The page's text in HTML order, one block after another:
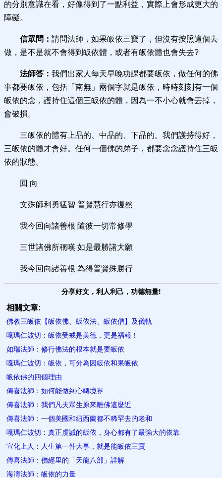
的分別意識在看，好像得到了一點利益，實際上會形成更大的
障礙。
信眾問： 請問法師，如果皈依三寶了，但沒有按照這個去
做，是不是就不會得到皈依體，或者有皈依體也會失去?
法師答： 我們出家人每天早晚功課都要皈依，做任何的佛
事都要皈依，包括「南無」兩個字就是皈依，時時刻刻有一個
皈依的念，護持住這個三皈依的體，因為一不小心就會丟掉，
會破損。
三皈依的體有上品的、中品的、下品的。我們護持得好，
三皈依的體才會好。任何一個佛的弟子，都要念念護持住三皈
依的狀態。
回 向
文殊師利勇猛智 普賢慧行亦復然
我今回向諸善根 隨彼一切常修學
三世諸佛所稱嘆 如是最勝諸大願
我今回向諸善根 為得普賢殊勝行
分享好文，利人利己，功德無量!
相關文章:
佛教三皈依【皈依佛、皈依法、皈依僧】及儀軌
嘎瑪仁波切：皈依受戒是美德，更是福報！
如瑞法師：修行佛法的根本就是要皈依
嘎瑪仁波切：皈依，可分為因皈依和果皈依
皈依佛的四個理由
傳喜法師：如何能做到心轉境界
傳喜法師：我們凡夫眾生原來離​佛這麼近
傳喜法師：一個美國和紐西蘭都不稀罕去的老​和
嘎瑪仁波切：真正虔誠的皈依，身心都有了最強大的依靠
宣化上人：人生第一件大事，就是能皈依三寶
傳喜法師：佛經里的「天龍八部​」詳解
海濤法師：皈依的力量